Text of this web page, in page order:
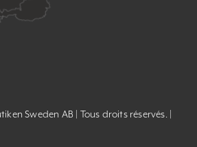
Sweden AB | Tous droits réservés. |